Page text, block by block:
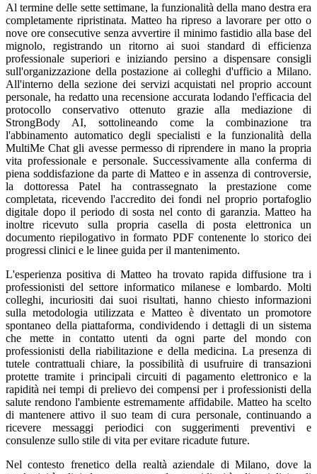
Al termine delle sette settimane, la funzionalità della mano destra era
completamente ripristinata. Matteo ha ripreso a lavorare per otto o
nove ore consecutive senza avvertire il minimo fastidio alla base del
mignolo, registrando un ritorno ai suoi standard di efficienza
professionale superiori e iniziando persino a dispensare consigli
sull'organizzazione della postazione ai colleghi d'ufficio a Milano.
All'interno della sezione dei servizi acquistati nel proprio account
personale, ha redatto una recensione accurata lodando l'efficacia del
protocollo conservativo ottenuto grazie alla mediazione di
StrongBody AI, sottolineando come la combinazione tra
l'abbinamento automatico degli specialisti e la funzionalità della
MultiMe Chat gli avesse permesso di riprendere in mano la propria
vita professionale e personale. Successivamente alla conferma di
piena soddisfazione da parte di Matteo e in assenza di controversie,
la dottoressa Patel ha contrassegnato la prestazione come
completata, ricevendo l'accredito dei fondi nel proprio portafoglio
digitale dopo il periodo di sosta nel conto di garanzia. Matteo ha
inoltre ricevuto sulla propria casella di posta elettronica un
documento riepilogativo in formato PDF contenente lo storico dei
progressi clinici e le linee guida per il mantenimento.
L'esperienza positiva di Matteo ha trovato rapida diffusione tra i
professionisti del settore informatico milanese e lombardo. Molti
colleghi, incuriositi dai suoi risultati, hanno chiesto informazioni
sulla metodologia utilizzata e Matteo è diventato un promotore
spontaneo della piattaforma, condividendo i dettagli di un sistema
che mette in contatto utenti da ogni parte del mondo con
professionisti della riabilitazione e della medicina. La presenza di
tutele contrattuali chiare, la possibilità di usufruire di transazioni
protette tramite i principali circuiti di pagamento elettronico e la
rapidità nei tempi di prelievo dei compensi per i professionisti della
salute rendono l'ambiente estremamente affidabile. Matteo ha scelto
di mantenere attivo il suo team di cura personale, continuando a
ricevere messaggi periodici con suggerimenti preventivi e
consulenze sullo stile di vita per evitare ricadute future.
Nel contesto frenetico della realtà aziendale di Milano, dove la